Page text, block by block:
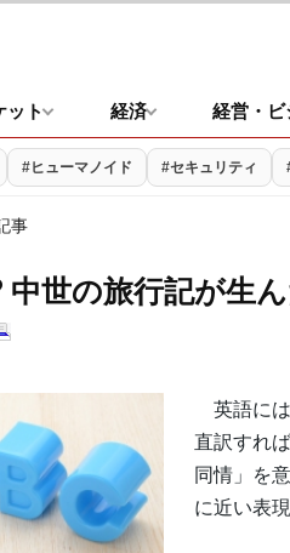
ット 経済 経営・ビ
#ヒューマノイド #セキュリティ
事
中世の旅行記が生
英語には
直訳すれ
同情」を
に近い表